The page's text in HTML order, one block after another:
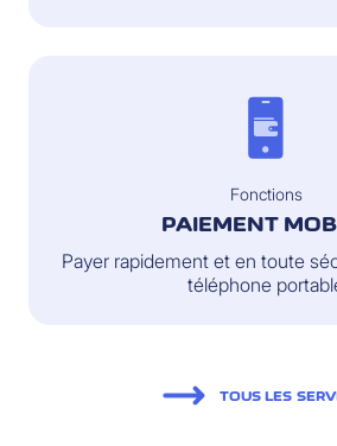
Fonctions
PAIEMENT
Payer rapidement et en toute
téléphone
TOUS LES